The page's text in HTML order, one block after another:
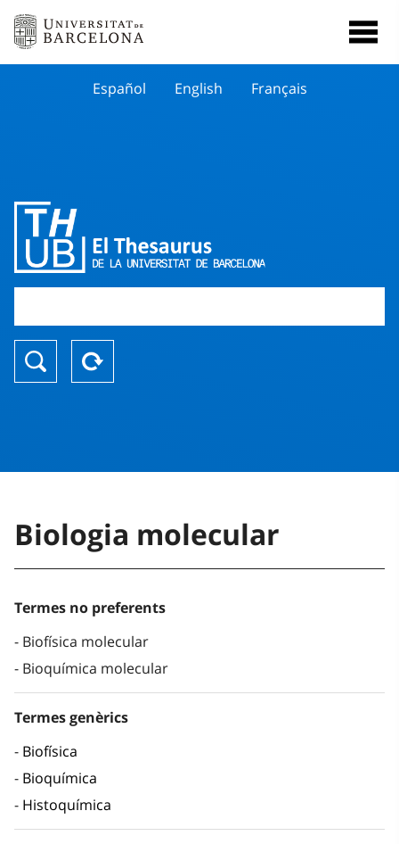
Español English Français
Biologia molecular
Termes no preferents
Biofísica molecular
Bioquímica molecular
Termes genèrics
Biofísica
Bioquímica
Histoquímica